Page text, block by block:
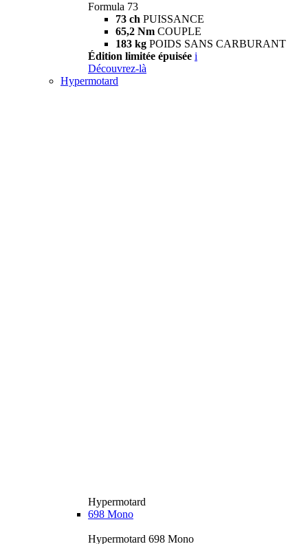
Formula 73
73 ch PUISSANCE
65,2 Nm COUPLE
183 kg POIDS SANS CARBURANT
Édition limitée épuisée i
Découvrez-là
Hypermotard
Hypermotard
698 Mono
Hypermotard 698 Mono